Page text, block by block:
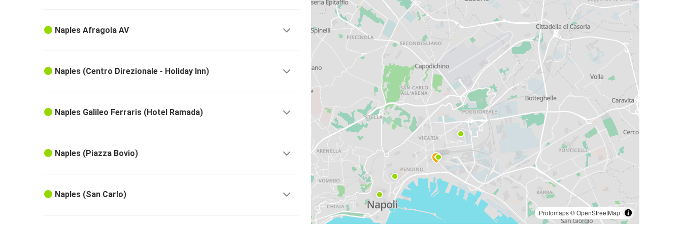
Protomaps©OpenStreetMap
Naples Afragola AV
Naples (Centro Direzionale - Holiday Inn)
Naples Galileo Ferraris (Hotel Ramada)
Naples (Piazza Bovio)
Naples (San Carlo)